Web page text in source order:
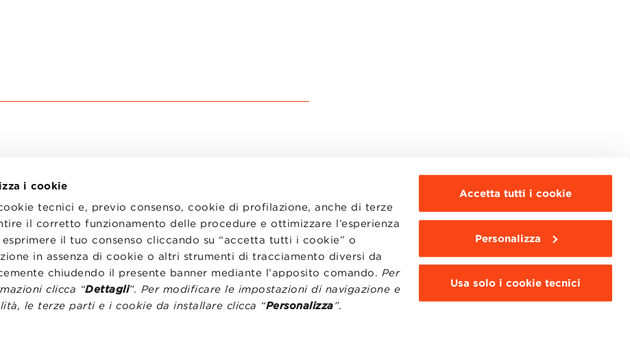
i cookie
tecnici e, previo consenso, cookie di profilazione, anche di terze
il corretto funzionamento delle procedure e ottimizzare l’esperienza
il tuo consenso cliccando su “accetta tutti i cookie” o
in assenza di cookie o altri strumenti di tracciamento diversi da
chiudendo il presente banner mediante l’apposito comando. Per
clicca “Dettagli”. Per modificare le impostazioni di navigazione e
le terze parti e i cookie da installare clicca “Personalizza”.
Accetta tutti i cookie
Personalizza
Usa solo i cookie tecnici
COOKIE
LAVORA CON NOI
STATUTO
WHISTLEBLOWING
WEBMAIL
BBS COMMUNITY PORTAL
PRESS